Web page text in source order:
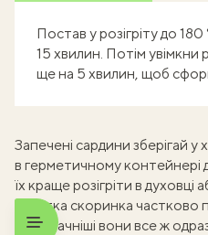
Постав у розігріту до 180
15 хвилин. Потім увімкни
ще на 5 хвилин, щоб
Запечені сардини зберігай у
в герметичному контейнері
їх краще розігріти в духовці
хрустка скоринка частково
Найсмачніші вони все ж